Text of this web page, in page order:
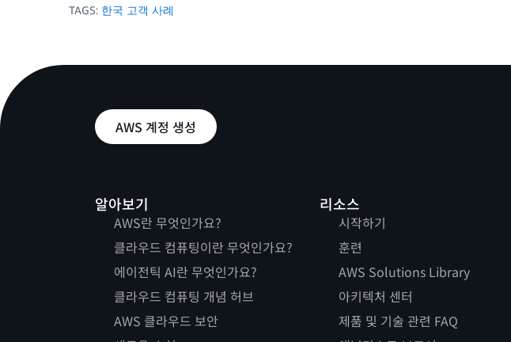
TAGS: 한국 고객 사례
AWS 계정 생성
알아보기
AWS란 무엇인가요?
클라우드 컴퓨팅이란 무엇인가요?
에이전틱 AI란 무엇인가요?
클라우드 컴퓨팅 개념 허브
AWS 클라우드 보안
리소스
시작하기
훈련
AWS Solutions Library
아키텍처 센터
제품 및 기술 관련 FAQ